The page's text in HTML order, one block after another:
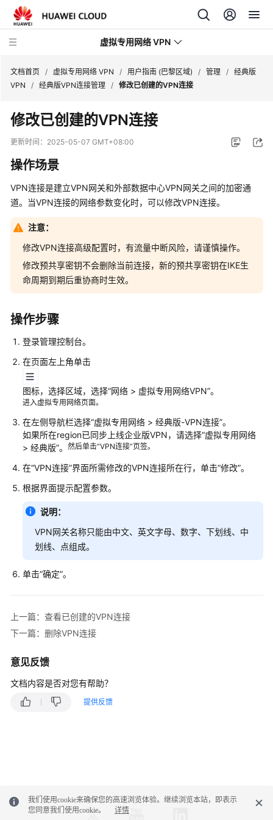
虚拟专用网络 VPN
新
动
品
介
绍
计
费
说
明
快
速
入
门
用
户
南
管
理
指
南
实
践
障
排
常
见
问
更
多
文档首页 / 虚拟专用网络 VPN / 用户指南 (巴黎区域) / 管理 / 经典版
VPN
/ 经典版VPN连接管理 / 修改已创建的VPN连接
修改已创建的VPN连接
更新时间： 2025-05-07 GMT+08:00
操作场景
VPN连接是建立VPN网关和外部数据中心VPN网关之间的加密通
道。当VPN连接的网络参数变化时，可以修改VPN连接。
注意：
修改VPN连接高级配置时，有流量中断风险，请谨慎操作。
修改预共享密钥不会删除当前连接，新的预共享密钥在IKE生
命周期到期后重协商时生效。
操作步骤
登录管理控制台。
在页面左上角单击
图标，选择区域，选择“网络 > 虚拟专用网络VPN”。
进入虚拟专用网络页面。
在左侧导航栏选择“虚拟专用网络 > 经典版-VPN连接”。
如果所在region已同步上线企业版VPN，请选择“虚拟专用网络
> 经典版”。 然后单击“VPN连接”页签。
在“VPN连接”界面所需修改的VPN连接所在行，单击“修改”。
根据界面提示配置参数。
说明：
VPN网关名称只能由中文、英文字母、数字、下划线、中
划线、点组成。
单击“确定”。
上一篇：查看已创建的VPN连接
下一篇：删除VPN连接
意见反馈
文档内容是否对您有帮助？
提供反馈
我们使用cookie来确保您的高速浏览体验。继续浏览本站，即表示
您同意我们使用cookie。
详情